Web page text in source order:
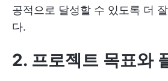
공적으로 달성할 수 있도록 더
다.
2. 프로젝트 목표와